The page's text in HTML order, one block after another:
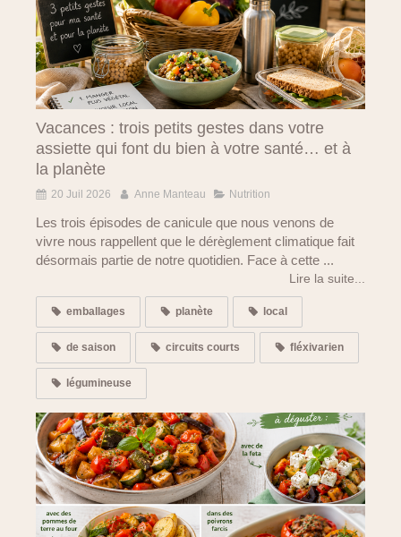
Vacances : trois petits gestes dans votre
assiette qui font du bien à votre santé… et à
la planète
20 Juil 2026 Anne Manteau Nutrition
Les trois épisodes de canicule que nous venons de
vivre nous rappellent que le dérèglement climatique fait
désormais partie de notre quotidien. Face à cette ...
Lire la suite...
emballages planète local
de saison circuits courts fléxivarien
légumineuse